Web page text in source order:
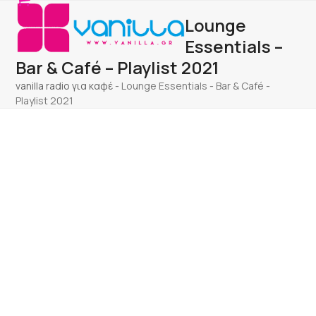
Skip
content
Open
mobile
menu
Close
mobile
menu
Lounge
Essentials –
Bar & Café – Playlist 2021
vanilla radio για καφέ - Lounge Essentials - Bar & Café -
Playlist 2021